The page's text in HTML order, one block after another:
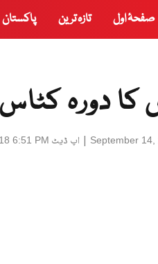
صفحۂ اول تازہ ترین پاکستان
دورہ کٹاس
September
| اپ ڈیٹ 6:51 PM